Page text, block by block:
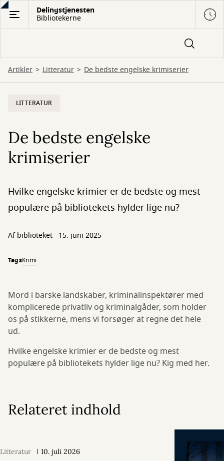
Gå
hovedindhold
Delingstjenesten
Bibliotekerne
Artikler Litteratur De bedste engelske krimiserier
LITTERATUR
De bedste engelske
krimiserier
Hvilke engelske krimier er de bedste og mest
populære på bibliotekets hylder lige nu?
Af biblioteket 15. juni 2025
TagsKrimi
Mord i barske landskaber, kriminalinspektører med
komplicerede privatliv og kriminalgåder, som holder
os på stikkerne, mens vi forsøger at regne det hele
ud.
Hvilke engelske krimier er de bedste og mest
populære på bibliotekets hylder lige nu? Kig med her.
Relateret indhold
Litteratur 10. juli 2026